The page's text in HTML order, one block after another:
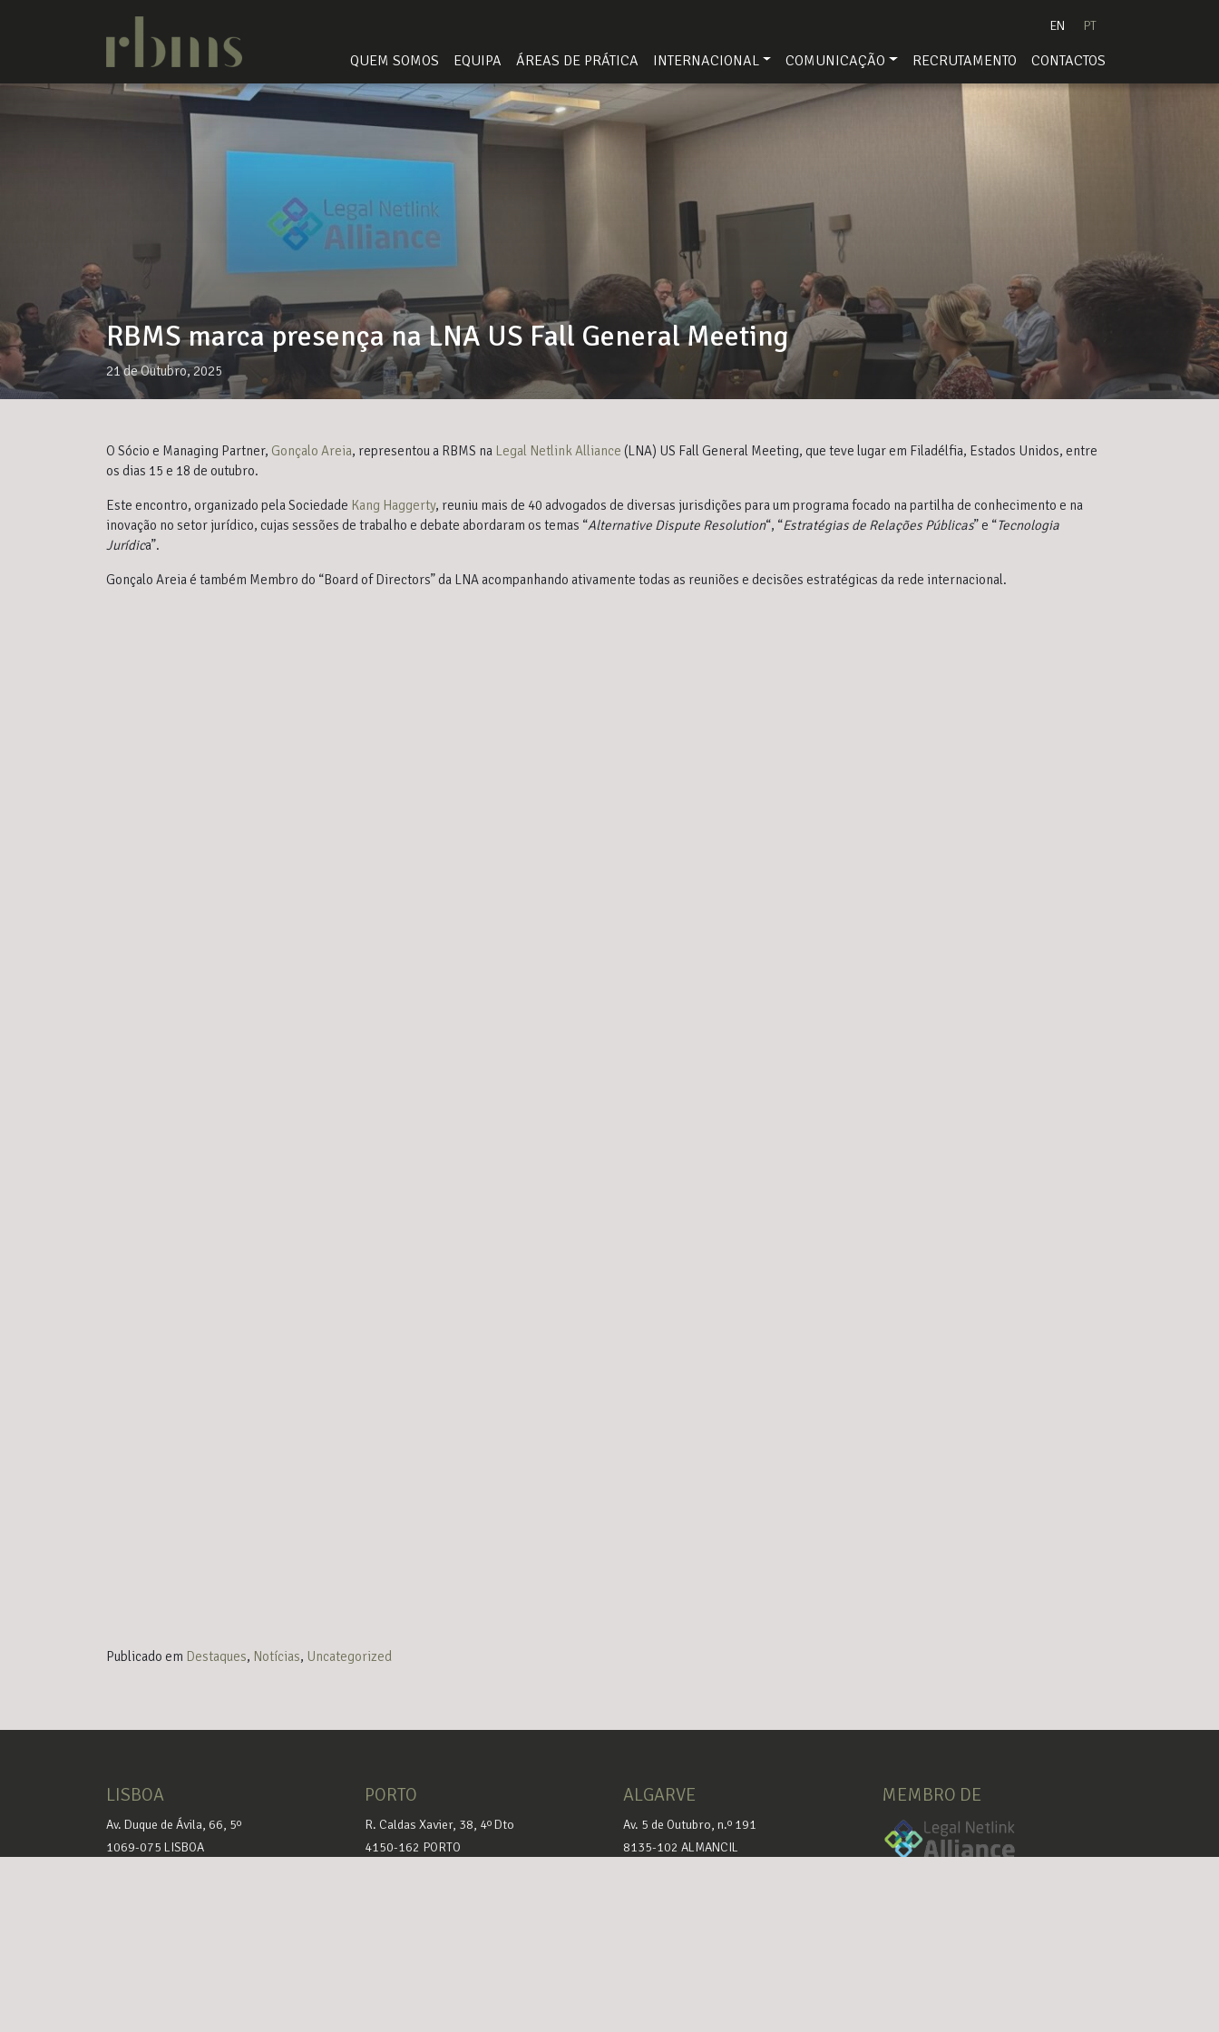
EN PT
QUEM SOMOS EQUIPA ÁREAS DE PRÁTICA INTERNACIONAL COMUNICAÇÃO RECRUTAMENTO CONTACTOS
RBMS marca presença na LNA US Fall General Meeting
21 de Outubro, 2025
O Sócio e Managing Partner, Gonçalo Areia, representou a RBMS na Legal Netlink Alliance (LNA) US Fall General Meeting, que teve lugar em Filadélfia, Estados Unidos, entre
os dias 15 e 18 de outubro.
Este encontro, organizado pela Sociedade Kang Haggerty, reuniu mais de 40 advogados de diversas jurisdições para um programa focado na partilha de conhecimento e na
inovação no setor jurídico, cujas sessões de trabalho e debate abordaram os temas “Alternative Dispute Resolution“, “Estratégias de Relações Públicas” e “Tecnologia
Jurídica”.
Gonçalo Areia é também Membro do “Board of Directors” da LNA acompanhando ativamente todas as reuniões e decisões estratégicas da rede internacional.
Publicado em Destaques, Notícias, Uncategorized
LISBOA
Av. Duque de Ávila, 66, 5º
1069-075 LISBOA
PORTO
R. Caldas Xavier, 38, 4º Dto
4150-162 PORTO
ALGARVE
Av. 5 de Outubro, n.º 191
8135-102 ALMANCIL
MEMBRO DE